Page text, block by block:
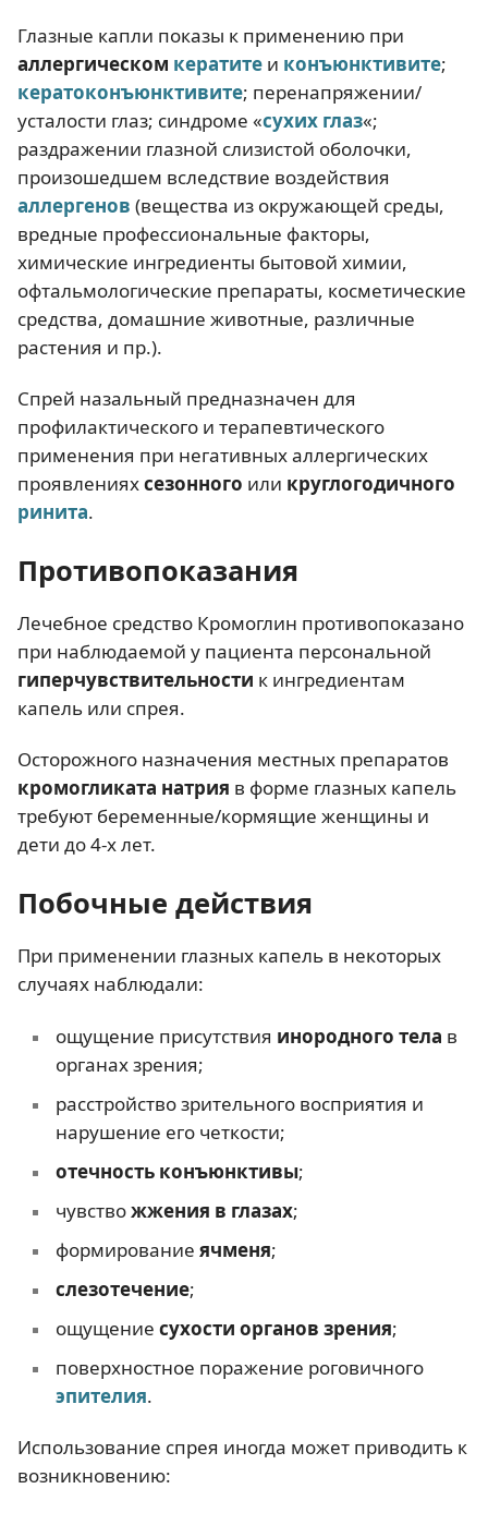
Глазные капли показы к применению при
аллергическом кератите и конъюнктивите;
кератоконъюнктивите; перенапряжении/
усталости глаз; синдроме «сухих глаз«;
раздражении глазной слизистой оболочки,
произошедшем вследствие воздействия
аллергенов (вещества из окружающей среды,
вредные профессиональные факторы,
химические ингредиенты бытовой химии,
офтальмологические препараты, косметические
средства, домашние животные, различные
растения и пр.).
Спрей назальный предназначен для
профилактического и терапевтического
применения при негативных аллергических
проявленияхсезонного или круглогодичного
ринита.
Противопоказания
Лечебное средство Кромоглин противопоказано
при наблюдаемой у пациента персональной
гиперчувствительности к ингредиентам
капель или спрея.
Осторожного назначения местных препаратов
кромогликата натрия в форме глазных капель
требуют беременные/кормящие женщины и
дети до 4-х лет.
Побочные действия
При применении глазных капель в некоторых
случаях наблюдали:
ощущение присутствия инородного тела в
органах зрения;
расстройство зрительного восприятия и
нарушение его четкости;
отечность конъюнктивы;
чувствожжения в глазах;
формирование ячменя;
слезотечение;
ощущение сухости органов зрения;
поверхностное поражение роговичного
эпителия.
Использование спрея иногда может приводить к
возникновению: